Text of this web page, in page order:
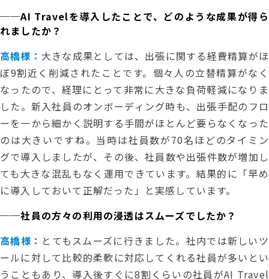
──AI Travelを導入したことで、どのような成果が得ら
れましたか？
高橋様： 大きな成果としては、出張に関する経費精算がほ
ぼ9割近く削減されたことです。個々人の立替精算がなく
なったので、経理にとって非常に大きな負荷軽減になりま
した。新入社員のオンボーディング時も、出張手配のフロ
ーを一から細かく説明する手間がほとんど要らなくなった
のは大きいですね。当時は社員数が70名ほどのタイミン
グで導入しましたが、その後、社員数や出張件数が増加し
ても大きな混乱もなく運用できています。結果的に「早め
に導入しておいて正解だった」と実感しています。
──社員の方々の利用の浸透はスムーズでしたか？
高橋様： とてもスムーズに行きました。社内では新しいツ
ールに対して比較的柔軟に対応してくれる社員が多いとい
うこともあり、導入後すぐに8割くらいの社員がAI Travel